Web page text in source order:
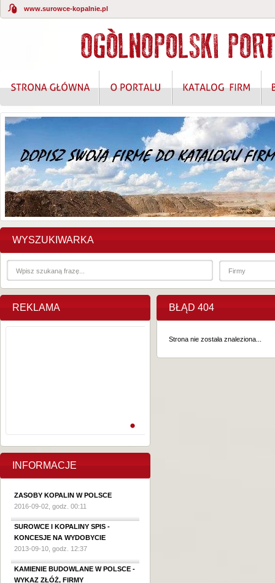
www.surowce-kopalnie.pl
WYSZUKIWARKA
REKLAMA
INFORMACJE
ZASOBY KOPALIN W POLSCE
2016-09-02, godz. 00:11
SUROWCE I KOPALINY SPIS -
KONCESJE NA WYDOBYCIE
2013-09-10, godz. 12:37
KAMIENIE BUDOWLANE W POLSCE -
WYKAZ ZŁÓŻ, FIRMY
BŁĄD 404
Strona nie została znaleziona...